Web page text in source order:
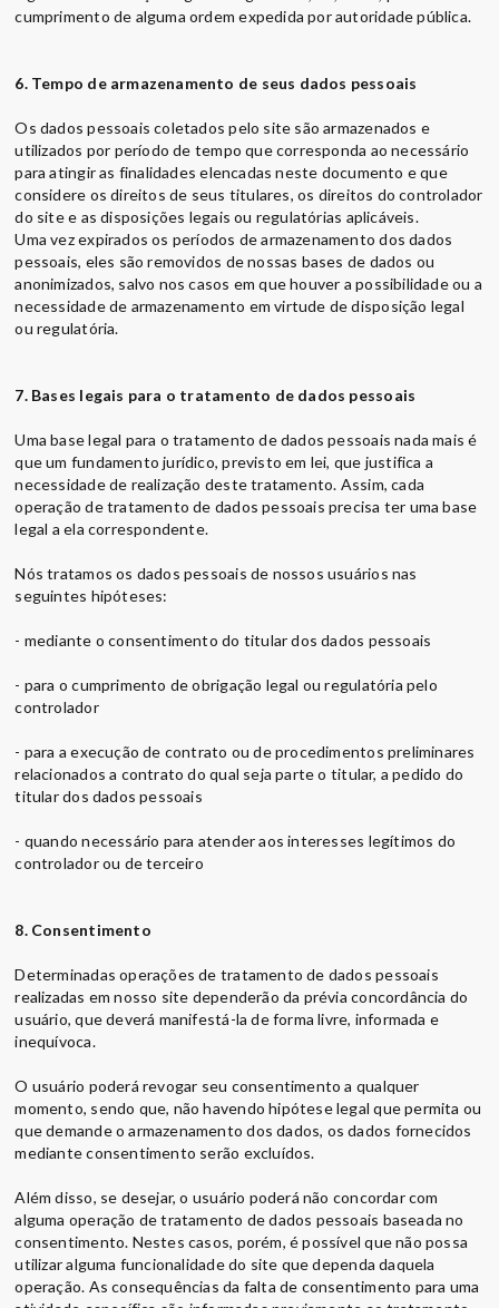
cumprimento de alguma ordem expedida por autoridade pública.
6. Tempo de armazenamento de seus dados pessoais
Os dados pessoais coletados pelo site são armazenados e
utilizados por período de tempo que corresponda ao necessário
para atingir as finalidades elencadas neste documento e que
considere os direitos de seus titulares, os direitos do controlador
do site e as disposições legais ou regulatórias aplicáveis.
Uma vez expirados os períodos de armazenamento dos dados
pessoais, eles são removidos de nossas bases de dados ou
anonimizados, salvo nos casos em que houver a possibilidade ou a
necessidade de armazenamento em virtude de disposição legal
ou regulatória.
7. Bases legais para o tratamento de dados pessoais
Uma base legal para o tratamento de dados pessoais nada mais é
que um fundamento jurídico, previsto em lei, que justifica a
necessidade de realização deste tratamento. Assim, cada
operação de tratamento de dados pessoais precisa ter uma base
legal a ela correspondente.
Nós tratamos os dados pessoais de nossos usuários nas
seguintes hipóteses:
- mediante o consentimento do titular dos dados pessoais
- para o cumprimento de obrigação legal ou regulatória pelo
controlador
- para a execução de contrato ou de procedimentos preliminares
relacionados a contrato do qual seja parte o titular, a pedido do
titular dos dados pessoais
- quando necessário para atender aos interesses legítimos do
controlador ou de terceiro
8. Consentimento
Determinadas operações de tratamento de dados pessoais
realizadas em nosso site dependerão da prévia concordância do
usuário, que deverá manifestá-la de forma livre, informada e
inequívoca.
O usuário poderá revogar seu consentimento a qualquer
momento, sendo que, não havendo hipótese legal que permita ou
que demande o armazenamento dos dados, os dados fornecidos
mediante consentimento serão excluídos.
Além disso, se desejar, o usuário poderá não concordar com
alguma operação de tratamento de dados pessoais baseada no
consentimento. Nestes casos, porém, é possível que não possa
utilizar alguma funcionalidade do site que dependa daquela
operação. As consequências da falta de consentimento para uma